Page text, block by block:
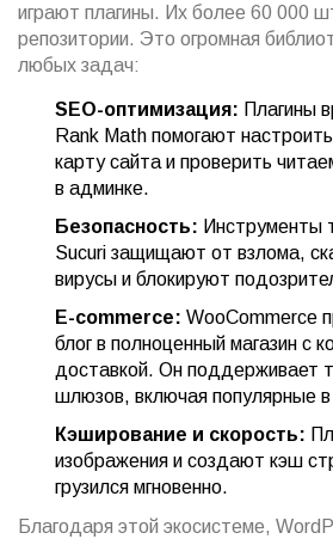
играют плагины. Их более 60 000
репозитории. Это огромная
любых задач:
SEO-оптимизация: Плагины
Rank Math помогают
карту сайта и проверить
в админке.
Безопасность: Инструменты
Sucuri защищают от взлома,
вирусы и блокируют
E-commerce: WooCommerce
блог в полноценный магазин с
доставкой. Он поддерживает
шлюзов, включая популярные
Кэширование и скорость:
изображения и создают кэш
грузился мгновенно.
Благодаря этой экосистеме,